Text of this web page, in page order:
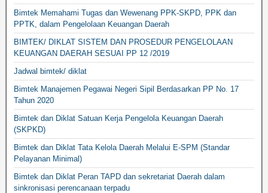
Bimtek Memahami Tugas dan Wewenang PPK-SKPD, PPK dan
PPTK, dalam Pengelolaan Keuangan Daerah
BIMTEK/ DIKLAT SISTEM DAN PROSEDUR PENGELOLAAN
KEUANGAN DAERAH SESUAI PP 12 /2019
Jadwal bimtek/ diklat
Bimtek Manajemen Pegawai Negeri Sipil Berdasarkan PP No. 17
Tahun 2020
Bimtek dan Diklat Satuan Kerja Pengelola Keuangan Daerah
(SKPKD)
Bimtek dan Diklat Tata Kelola Daerah Melalui E-SPM (Standar
Pelayanan Minimal)
Bimtek dan Diklat Peran TAPD dan sekretariat Daerah dalam
sinkronisasi perencanaan terpadu